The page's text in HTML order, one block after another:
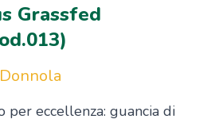
Grassfed
per eccellenza: guancia di